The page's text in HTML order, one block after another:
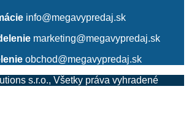
info@megavypredaj.sk
marketing@megavypredaj.sk
obchod@megavypredaj.sk
s.r.o., Všetky práva vyhradené